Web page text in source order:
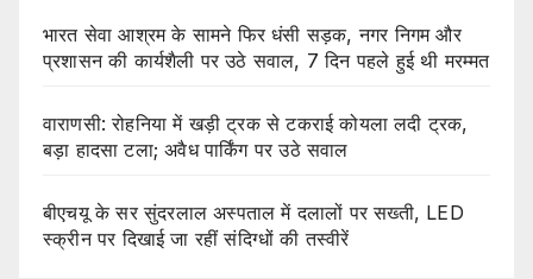
भारत सेवा आश्रम के सामने फिर धंसी सड़क, नगर निगम और
प्रशासन की कार्यशैली पर उठे सवाल, 7 दिन पहले हुई थी मरम्मत
वाराणसी: रोहनिया में खड़ी ट्रक से टकराई कोयला लदी ट्रक,
बड़ा हादसा टला; अवैध पार्किंग पर उठे सवाल
बीएचयू के सर सुंदरलाल अस्पताल में दलालों पर सख्ती, LED
स्क्रीन पर दिखाई जा रहीं संदिग्धों की तस्वीरें